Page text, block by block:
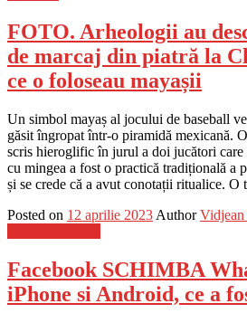
FOTO. Arheologii au
de marcaj din piatră la
ce o foloseau mayașii
Un simbol mayaș al jocului de baseball
găsit îngropat într-o piramidă mexicană.
scris hieroglific în jurul a doi jucători care
cu mingea a fost o practică tradițională a
și se crede că a avut conotații ritualice.
Posted on 12 aprilie 2023 Author
Facebook SCHIMBA
iPhone si Android, ce a